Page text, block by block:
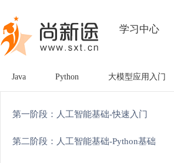
学习中心
Java Python 大模型应用入门
第一阶段：人工智能基础-快速入门
第二阶段：人工智能基础-Python基础